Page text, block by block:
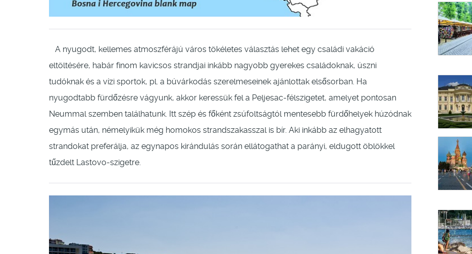
A nyugodt, kellemes atmoszférájú város tökéletes választás lehet egy családi vakáció
eltöltésére, habár finom kavicsos strandjai inkább nagyobb gyerekes családoknak, úszni
tudóknak és a vízi sportok, pl. a búvárkodás szerelmeseinek ajánlottak elsősorban. Ha
nyugodtabb fürdőzésre vágyunk, akkor keressük fel a Peljesac-félszigetet, amelyet pontosan
Neummal szemben találhatunk. Itt szép és főként zsúfoltságtól mentesebb fürdőhelyek húzódnak
egymás után, némelyikük még homokos strandszakasszal is bír. Aki inkább az elhagyatott
strandokat preferálja, az egynapos kirándulás során ellátogathat a parányi, eldugott öblökkel
tűzdelt Lastovo-szigetre.